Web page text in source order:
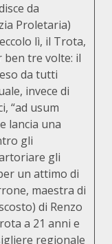
da
Proletaria)
lì, il Trota,
ben tre volte: il
da tutti
invece di
“ad usum
lancia una
gli
gli
un attimo di
maestra di
di Renzo
a 21 anni e
regionale